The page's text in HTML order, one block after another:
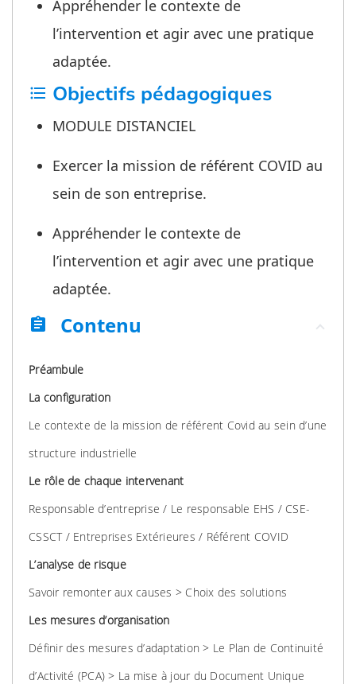
Appréhender le contexte de
l’intervention et agir avec une pratique
adaptée.
format_list_bulleted Objectifs pédagogiques
MODULE DISTANCIEL
Exercer la mission de référent COVID au
sein de son entreprise.
Appréhender le contexte de
l’intervention et agir avec une pratique
adaptée.
assignment
Contenu
Préambule
La configuration
Le contexte de la mission de référent Covid au sein d’une
structure industrielle
Le rôle de chaque intervenant
Responsable d’entreprise / Le responsable EHS / CSE-
CSSCT / Entreprises Extérieures / Référent COVID
L’analyse de risque
Savoir remonter aux causes > Choix des solutions
Les mesures d’organisation
Définir des mesures d’adaptation > Le Plan de Continuité
d’Activité (PCA) > La mise à jour du Document Unique